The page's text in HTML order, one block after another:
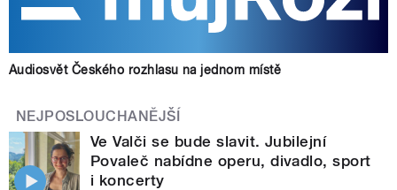
Audiosvět Českého rozhlasu na jednom místě
NEJPOSLOUCHANĚJŠÍ
Ve Valči se bude slavit. Jubilejní
Povaleč nabídne operu, divadlo, sport
i koncerty